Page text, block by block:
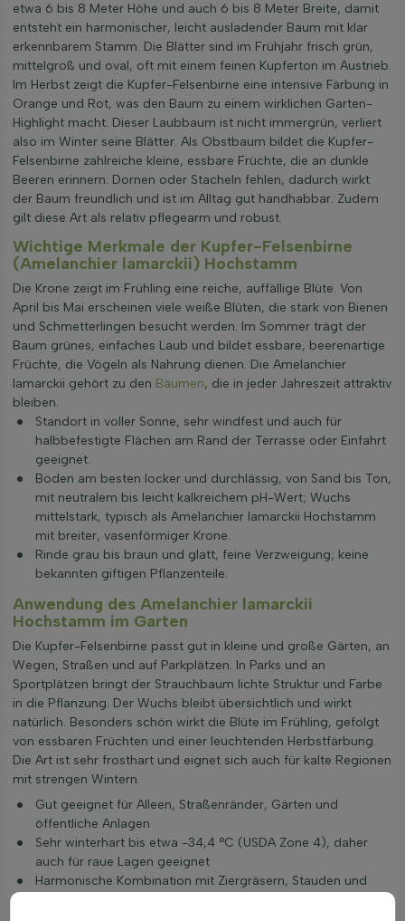
etwa 6 bis 8 Meter Höhe und auch 6 bis 8 Meter Breite, damit
entsteht ein harmonischer, leicht ausladender Baum mit klar
erkennbarem Stamm. Die Blätter sind im Frühjahr frisch grün,
mittelgroß und oval, oft mit einem feinen Kupferton im Austrieb.
Im Herbst zeigt die Kupfer-Felsenbirne eine intensive Färbung in
Orange und Rot, was den Baum zu einem wirklichen Garten-
Highlight macht. Dieser Laubbaum ist nicht immergrün, verliert
also im Winter seine Blätter. Als Obstbaum bildet die Kupfer-
Felsenbirne zahlreiche kleine, essbare Früchte, die an dunkle
Beeren erinnern. Dornen oder Stacheln fehlen, dadurch wirkt
der Baum freundlich und ist im Alltag gut handhabbar. Zudem
gilt diese Art als relativ pflegearm und robust.
Wichtige Merkmale der Kupfer-Felsenbirne
(Amelanchier lamarckii) Hochstamm
Die Krone zeigt im Frühling eine reiche, auffällige Blüte. Von
April bis Mai erscheinen viele weiße Blüten, die stark von Bienen
und Schmetterlingen besucht werden. Im Sommer trägt der
Baum grünes, einfaches Laub und bildet essbare, beerenartige
Früchte, die Vögeln als Nahrung dienen. Die Amelanchier
lamarckii gehört zu den Bäumen, die in jeder Jahreszeit attraktiv
bleiben.
Standort in voller Sonne, sehr windfest und auch für
halbbefestigte Flächen am Rand der Terrasse oder Einfahrt
geeignet.
Boden am besten locker und durchlässig, von Sand bis Ton,
mit neutralem bis leicht kalkreichem pH-Wert; Wuchs
mittelstark, typisch als Amelanchier lamarckii Hochstamm
mit breiter, vasenförmiger Krone.
Rinde grau bis braun und glatt, feine Verzweigung; keine
bekannten giftigen Pflanzenteile.
Anwendung des Amelanchier lamarckii
Hochstamm im Garten
Die Kupfer-Felsenbirne passt gut in kleine und große Gärten, an
Wegen, Straßen und auf Parkplätzen. In Parks und an
Sportplätzen bringt der Strauchbaum lichte Struktur und Farbe
in die Pflanzung. Der Wuchs bleibt übersichtlich und wirkt
natürlich. Besonders schön wirkt die Blüte im Frühling, gefolgt
von essbaren Früchten und einer leuchtenden Herbstfärbung.
Die Art ist sehr frosthart und eignet sich auch für kalte Regionen
mit strengen Wintern.
Gut geeignet für Alleen, Straßenränder, Gärten und
öffentliche Anlagen
Sehr winterhart bis etwa -34,4 °C (USDA Zone 4), daher
auch für raue Lagen geeignet
Harmonische Kombination mit Ziergräsern, Stauden und